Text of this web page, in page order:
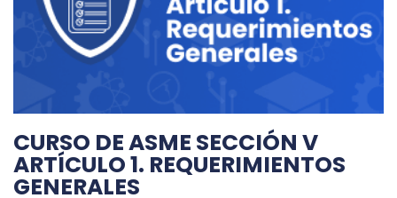
CURSO DE ASME SECCIÓN V
ARTÍCULO 1. REQUERIMIENTOS
GENERALES